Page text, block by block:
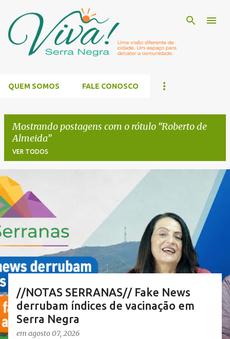
Pular para o conteúdo principal
QUEM SOMOS FALE CONOSCO
Mostrando postagens com o rótulo Roberto de
Almeida
VER TODOS
P
o
s
t
a
g
e
n
s
//NOTAS SERRANAS// Fake News
derrubam índices de vacinação em
Serra Negra
em agosto 07, 2026